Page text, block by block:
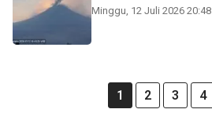
Minggu, 12 Juli 2026 20:48
1 2 3 4